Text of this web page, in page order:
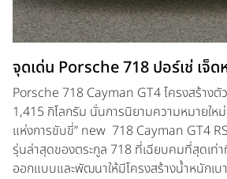
จุดเด่น Porsche 718 ปอร์เช่ เจ็
Porsche 718 Cayman GT4 โครงสร้าง
1,415 กิโลกรัม นั่นการนิยามความหมายให
แห่งการขับขี่” new 718 Cayman GT4
รุ่นล่าสุดของตระกูล 718 ที่เฉียบคมที่สุดเท่
ออกแบบและพัฒนาให้มีโครงสร้างน้ำหนักเบ